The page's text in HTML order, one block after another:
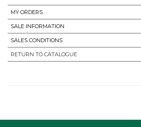
MY ORDERS
SALE INFORMATION
SALES CONDITIONS
RETURN TO CATALOGUE